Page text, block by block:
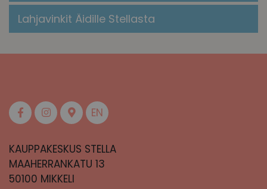
Lahjavinkit Äidille Stellasta
EN
KAUPPAKESKUS STELLA
MAAHERRANKATU 13
50100 MIKKELI